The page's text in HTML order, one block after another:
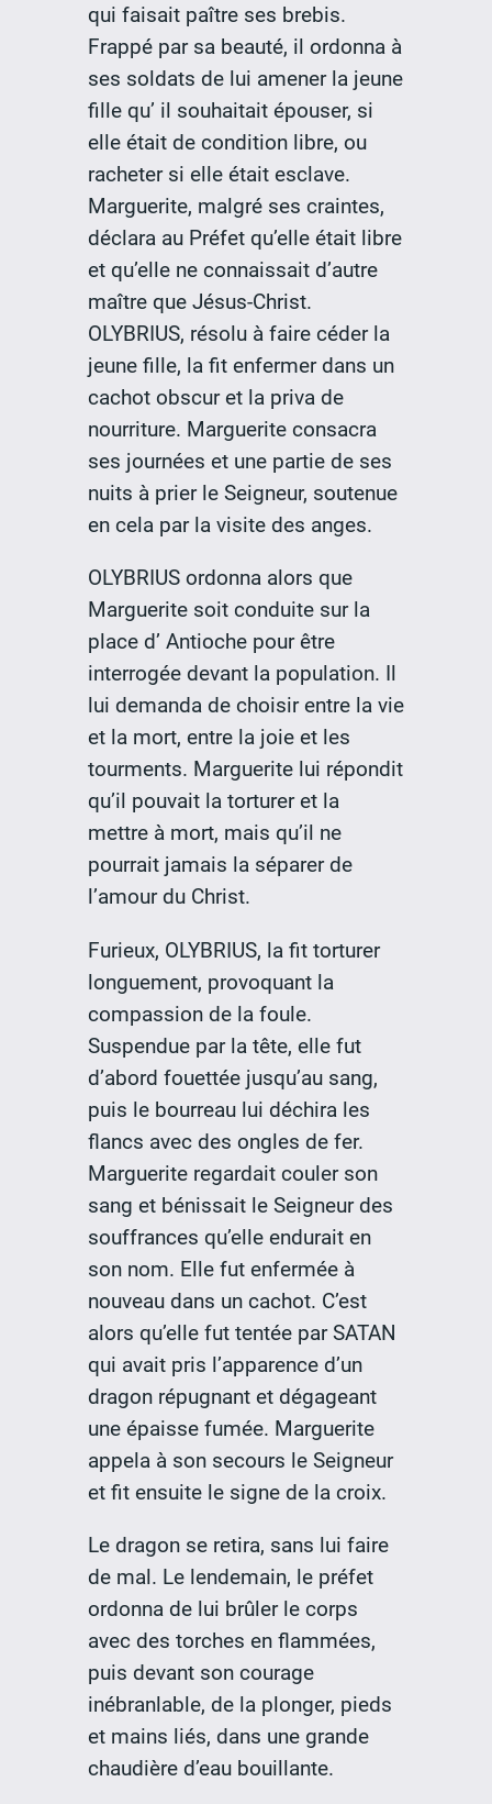
qui faisait paître ses brebis.
Frappé par sa beauté, il ordonna à
ses soldats de lui amener la jeune
fille qu’ il souhaitait épouser, si
elle était de condition libre, ou
racheter si elle était esclave.
Marguerite, malgré ses craintes,
déclara au Préfet qu’elle était libre
et qu’elle ne connaissait d’autre
maître que Jésus-Christ.
OLYBRIUS, résolu à faire céder la
jeune fille, la fit enfermer dans un
cachot obscur et la priva de
nourriture. Marguerite consacra
ses journées et une partie de ses
nuits à prier le Seigneur, soutenue
en cela par la visite des anges.
OLYBRIUS ordonna alors que
Marguerite soit conduite sur la
place d’ Antioche pour être
interrogée devant la population. Il
lui demanda de choisir entre la vie
et la mort, entre la joie et les
tourments. Marguerite lui répondit
qu’il pouvait la torturer et la
mettre à mort, mais qu’il ne
pourrait jamais la séparer de
l’amour du Christ.
Furieux, OLYBRIUS, la fit torturer
longuement, provoquant la
compassion de la foule.
Suspendue par la tête, elle fut
d’abord fouettée jusqu’au sang,
puis le bourreau lui déchira les
flancs avec des ongles de fer.
Marguerite regardait couler son
sang et bénissait le Seigneur des
souffrances qu’elle endurait en
son nom. Elle fut enfermée à
nouveau dans un cachot. C’est
alors qu’elle fut tentée par SATAN
qui avait pris l’apparence d’un
dragon répugnant et dégageant
une épaisse fumée. Marguerite
appela à son secours le Seigneur
et fit ensuite le signe de la croix.
Le dragon se retira, sans lui faire
de mal. Le lendemain, le préfet
ordonna de lui brûler le corps
avec des torches en flammées,
puis devant son courage
inébranlable, de la plonger, pieds
et mains liés, dans une grande
chaudière d’eau bouillante.